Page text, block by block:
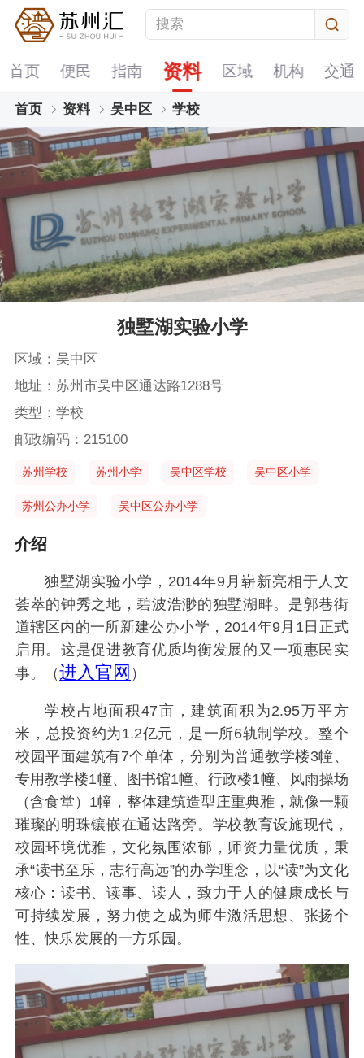
首页 便民 指南 资料 区域 机构 交通
首页 资料 吴中区 学校
独墅湖实验小学
区域：吴中区
地址：苏州市吴中区通达路1288号
类型：学校
邮政编码：215100
苏州学校 苏州小学 吴中区学校 吴中区小学
苏州公办小学 吴中区公办小学
介绍
独墅湖实验小学，2014年9月崭新亮相于人文
荟萃的钟秀之地，碧波浩渺的独墅湖畔。是郭巷街
道辖区内的一所新建公办小学，2014年9月1日正式
启用。这是促进教育优质均衡发展的又一项惠民实
事。（进入官网 ）
学校占地面积47亩，建筑面积为2.95万平方
米，总投资约为1.2亿元，是一所6轨制学校。整个
校园平面建筑有7个单体，分别为普通教学楼3幢、
专用教学楼1幢、图书馆1幢、行政楼1幢、风雨操场
（含食堂）1幢，整体建筑造型庄重典雅，就像一颗
璀璨的明珠镶嵌在通达路旁。学校教育设施现代，
校园环境优雅，文化氛围浓郁，师资力量优质，秉
承“读书至乐，志行高远”的办学理念，以“读”为文化
核心：读书、读事、读人，致力于人的健康成长与
可持续发展，努力使之成为师生激活思想、张扬个
性、快乐发展的一方乐园。